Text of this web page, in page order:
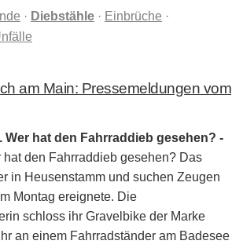
· Diebstähle · Einbrüche ·
am Main: Pressemeldungen vom
Wer hat den Fahrraddieb gesehen? -
hat den Fahrraddieb gesehen? Das
in Heusenstamm und suchen Zeugen
Montag ereignete. Die
schloss ihr Gravelbike der Marke
an einem Fahrradständer am Badesee